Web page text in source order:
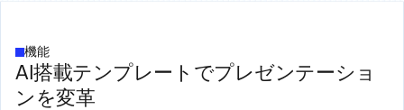
機能
AI搭載テンプレートでプレゼンテーショ
ンを変革